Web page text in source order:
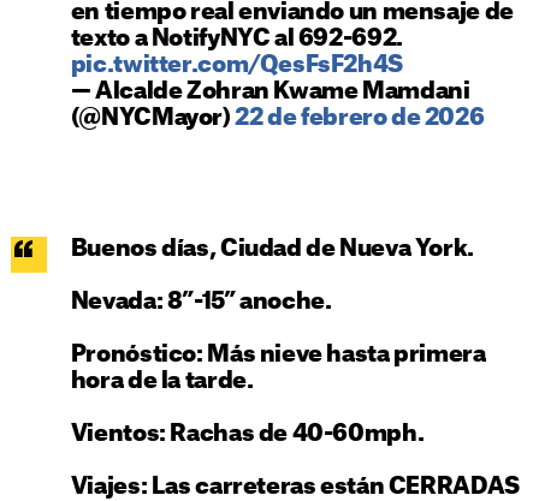
en tiempo real enviando un mensaje de
texto a NotifyNYC al 692-692.
pic.twitter.com/QesFsF2h4S
— Alcalde Zohran Kwame Mamdani
(@NYCMayor)22 de febrero de 2026
Buenos días, Ciudad de Nueva York.
Nevada: 8”-15” anoche.
Pronóstico: Más nieve hasta primera
hora de la tarde.
Vientos: Rachas de 40-60mph.
Viajes: Las carreteras están CERRADAS